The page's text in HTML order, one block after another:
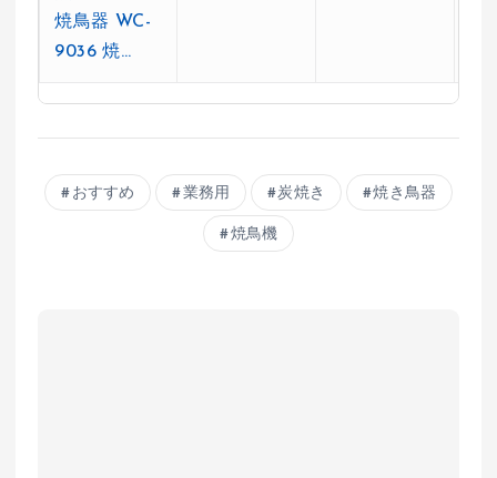
焼鳥器 WC-
9036 焼…
おすすめ 業務用 炭焼き 焼き鳥器
焼鳥機